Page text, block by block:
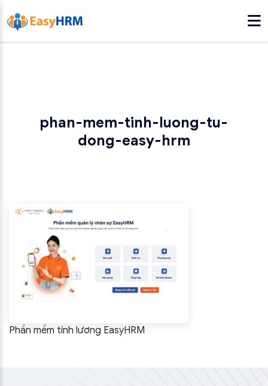
phan-mem-tinh-luong-tu-
dong-easy-hrm
Phần mềm tính lương EasyHRM